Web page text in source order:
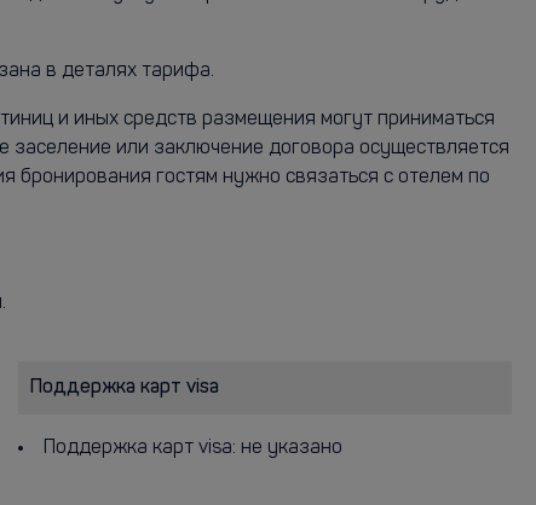
в деталях тарифа.
и иных средств размещения могут приниматься
заселение или заключение договора осуществляется
бронирования гостям нужно связаться с отелем по
Поддержка карт visa
Поддержка карт visa: не указано